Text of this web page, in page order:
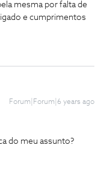
mesma por falta de
e cumprimentos
Forum|Forum|6 years ago
do meu assunto?